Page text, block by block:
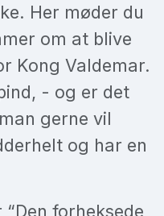
Her møder du
om at blive
Kong Valdemar.
- og er det
gerne vil
og har en
forheksede